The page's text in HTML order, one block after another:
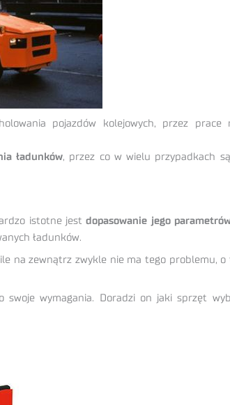
pojazdów kolejowych, przez
ładunków, przez co w wielu przypadkach
istotne jestdopasowanie jego
ładunków.
na zewnątrz zwykle nie ma tego problemu, o
swoje wymagania. Doradzi on jaki sprzęt